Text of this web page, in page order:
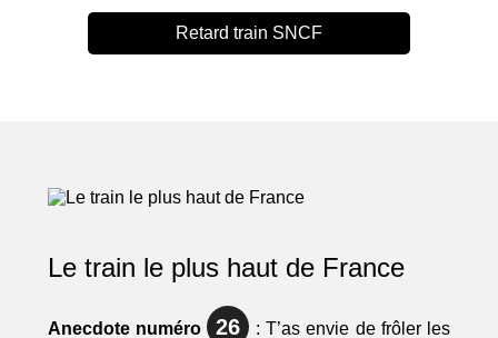
Retard train SNCF
Le train le plus haut de France
Anecdote numéro 26
: T’as envie de frôler les